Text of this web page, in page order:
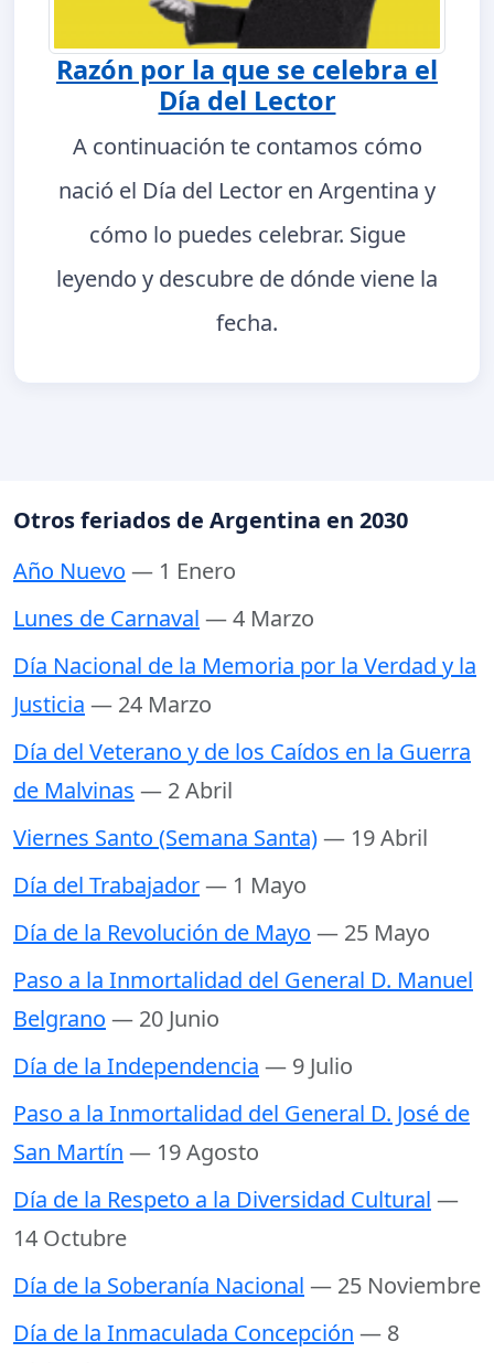
Razón por la que se celebra el
Día del Lector
A continuación te contamos cómo
nació el Día del Lector en Argentina y
cómo lo puedes celebrar. Sigue
leyendo y descubre de dónde viene la
fecha.
Otros feriados de Argentina en 2030
Año Nuevo — 1 Enero
Lunes de Carnaval — 4 Marzo
Día Nacional de la Memoria por la Verdad y la
Justicia — 24 Marzo
Día del Veterano y de los Caídos en la Guerra
de Malvinas — 2 Abril
Viernes Santo (Semana Santa)— 19 Abril
Día del Trabajador— 1 Mayo
Día de la Revolución de Mayo — 25 Mayo
Paso a la Inmortalidad del General D. Manuel
Belgrano — 20 Junio
Día de la Independencia — 9 Julio
Paso a la Inmortalidad del General D. José de
San Martín — 19 Agosto
Día de la Respeto a la Diversidad Cultural —
14 Octubre
Día de la Soberanía Nacional — 25 Noviembre
Día de la Inmaculada Concepción — 8